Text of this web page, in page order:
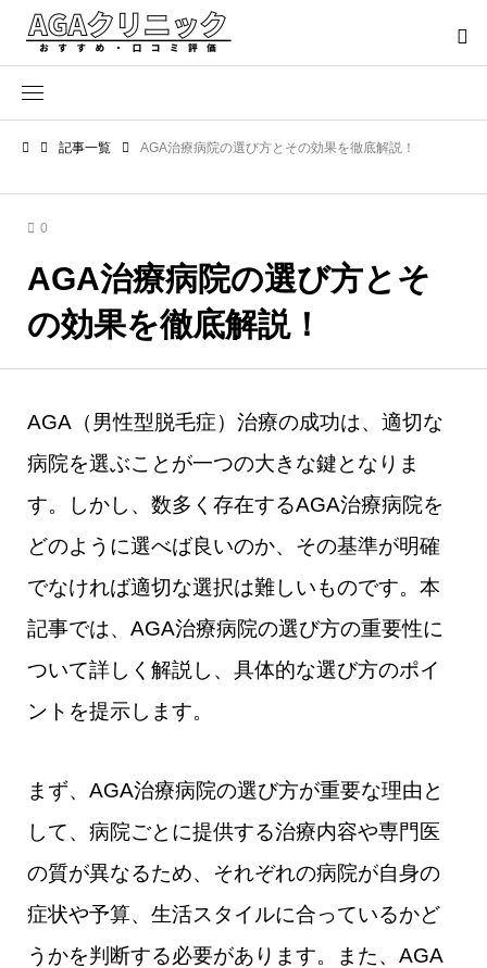
記事一覧 AGA治療病院の選び方とその効果を徹底解説！
0
AGA治療病院の選び方とそ
の効果を徹底解説！
AGA（男性型脱毛症）治療の成功は、適切な
病院を選ぶことが一つの大きな鍵となりま
す。しかし、数多く存在するAGA治療病院を
どのように選べば良いのか、その基準が明確
でなければ適切な選択は難しいものです。本
記事では、AGA治療病院の選び方の重要性に
ついて詳しく解説し、具体的な選び方のポイ
ントを提示します。
まず、AGA治療病院の選び方が重要な理由と
して、病院ごとに提供する治療内容や専門医
の質が異なるため、それぞれの病院が自身の
症状や予算、生活スタイルに合っているかど
うかを判断する必要があります。また、AGA